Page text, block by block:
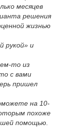
месяцев
решения
жизнью
рукой» и
то из
с вами
пришел
на 10-
похоже
помощью.